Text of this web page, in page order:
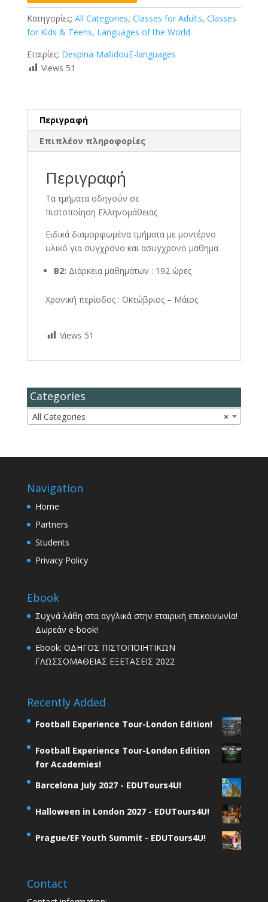
Κατηγορίες: All Categories, Classes for Adults, Classes
for Kids & Teens, Languages of the World
Εταιρίες: Despina MallidouE-languages
Views 51
Περιγραφή
Επιπλέον πληροφορίες
Περιγραφή
Τα τμήματα οδηγούν σε
πιστοποίηση Ελληνομάθειας
Ειδικά διαμορφωμένα τμήματα με μοντέρνο
υλικό για συγχρονο και ασυγχρονο μαθημα
Β2: Διάρκεια μαθημάτων : 192 ώρες
Χρονική περίοδος : Οκτώβριος – Μάιος
Views 51
Categories
×
All Categories
Navigation
Home
Partners
Students
Privacy Policy
Ebook
Συχνά λάθη στα αγγλικά στην εταιρική επικοινωνία!
Δωρεάν e-book!
Ebook: ΟΔΗΓΟΣ ΠΙΣΤΟΠΟΙΗΤΙΚΩΝ
ΓΛΩΣΣΟΜΑΘΕΙΑΣ ΕΞΕΤΑΣΕΙΣ 2022
Recently Added
Football Experience Tour-London Edition!
Football Experience Tour-London Edition
for Academies!
Barcelona July 2027 - EDUTours4U!
Halloween in London 2027 - EDUTours4U!
Prague/EF Youth Summit - EDUTours4U!
Contact